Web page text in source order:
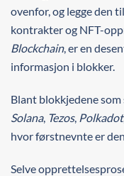
ovenfor, og legge den
kontrakter og NFT-
Blockchain, er en
informasjon i blokker.
Blant blokkjedene
Solana, Tezos, Polkadot
hvor førstnevnte er
Selve